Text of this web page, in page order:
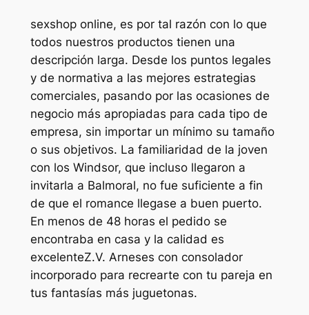
sexshop online, es por tal razón con lo que
todos nuestros productos tienen una
descripción larga. Desde los puntos legales
y de normativa a las mejores estrategias
comerciales, pasando por las ocasiones de
negocio más apropiadas para cada tipo de
empresa, sin importar un mínimo su tamaño
o sus objetivos. La familiaridad de la joven
con los Windsor, que incluso llegaron a
invitarla a Balmoral, no fue suficiente a fin
de que el romance llegase a buen puerto.
En menos de 48 horas el pedido se
encontraba en casa y la calidad es
excelenteZ.V. Arneses con consolador
incorporado para recrearte con tu pareja en
tus fantasías más juguetonas.